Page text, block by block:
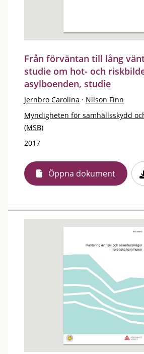
Från förväntan till lång
studie om hot- och
asylboenden, studie
Jernbro Carolina · Nilson Finn
Myndigheten för samhällsskydd
(MSB)
2017
Öppna dokument